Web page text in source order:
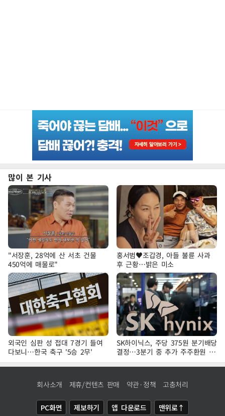
많이 본 기사
"서장훈, 28억에 산 서초 건물
450억에 매물로"
홍서범♥조갑경, 아들 불륜 사과
후 근황…밝은 미소
외국인 심판 성 접대 7경기 들여
다보니…한국 축구 '5승 2무'
SK하이닉스, 주당 375원 분기배당
결정…3분기 중 추가 주주환원 발
표
회사소개 제휴/컨텐츠 판매 약관·정책 고충처리
PC화면 제보하기 앱 다운로드 맨위로↑